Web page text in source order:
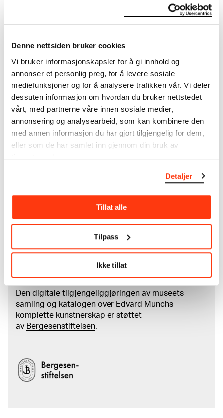
Denne nettsiden bruker cookies
Vi bruker informasjonskapsler for å gi innhold og
annonser et personlig preg, for å levere sosiale
mediefunksjoner og for å analysere trafikken vår. Vi deler
dessuten informasjon om hvordan du bruker nettstedet
vårt, med partnerne våre innen sosiale medier,
annonsering og analysearbeid, som kan kombinere den
med annen informasjon du har gjort tilgjengelig for dem,
eller som de har samlet inn gjennom din bruk av
tjenestene deres.
Detaljer
Tillat alle
Tilpass
Ikke tillat
Om verkskatalogen
I verkskatalogen kan du søke i hele Edvard Munchs
samsvar med den nyeste forskningen. Vi tar
forbehold om at feil kan forekomme.
MUNCHs samling består av over 42 000 unike
museumsobjekter, inkludert nærmere 27 000 unike
kunstverk. I tillegg til den ekstraordinære samlingen
somEdvard Munchtestamenterte til Oslo
kommune i 1940, rommer museet også samlingene
Les mer om bruk av våre avfotograferinger og
Den digitale tilgjengeliggjøringen av museets
samling og katalogen over Edvard Munchs
komplette kunstnerskap er støttet
av Bergesenstiftelsen.